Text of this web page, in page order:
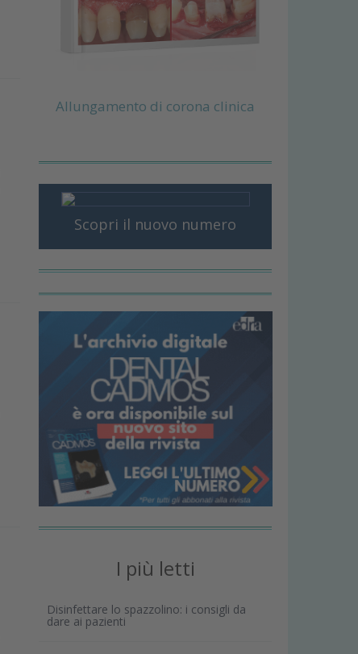
Allungamento di corona clinica
Scopri il nuovo numero
I più letti
Disinfettare lo spazzolino: i consigli da
dare ai pazienti